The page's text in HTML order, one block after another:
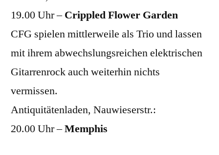
19.00 Uhr –Crippled Flower Garden
CFG spielen mittlerweile als Trio und lassen
mit ihrem abwechslungsreichen elektrischen
Gitarrenrock auch weiterhin nichts
vermissen.
Antiquitätenladen, Nauwieserstr.:
20.00 Uhr –Memphis